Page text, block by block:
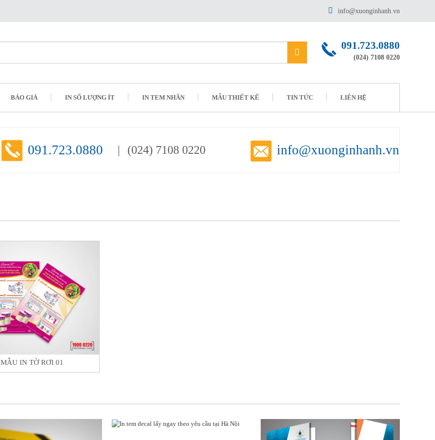
info@xuonginhanh.vn
091.723.0880
(024) 7108 0220
BÁO GIÁ IN SỐ LƯỢNG ÍT IN TEM NHÃN MẪU THIẾT KẾ TIN TỨC LIÊN HỆ
091.723.0880 (024) 7108 0220 info@xuonginhanh.vn
MẪU IN TỜ RƠI 01